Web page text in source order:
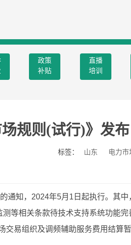
政策
补贴
直播
培训
场规则(试行)》发
标签： 山东 电力市
通知，2024年5月1日起执行。其
等相关条款待技术支持系统功能完
易组织及调频辅助服务费用结算